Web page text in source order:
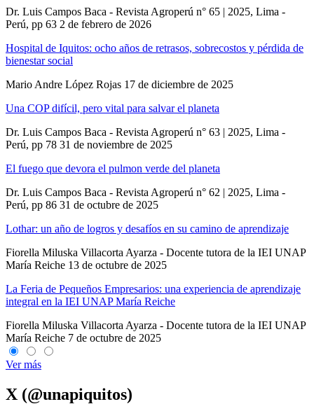
Dr. Luis Campos Baca - Revista Agroperú n° 65 | 2025, Lima -
Perú, pp 63 2 de febrero de 2026
Hospital de Iquitos: ocho años de retrasos, sobrecostos y pérdida de
bienestar social
Mario Andre López Rojas 17 de diciembre de 2025
Una COP difícil, pero vital para salvar el planeta
Dr. Luis Campos Baca - Revista Agroperú n° 63 | 2025, Lima -
Perú, pp 78 31 de noviembre de 2025
El fuego que devora el pulmon verde del planeta
Dr. Luis Campos Baca - Revista Agroperú n° 62 | 2025, Lima -
Perú, pp 86 31 de octubre de 2025
Lothar: un año de logros y desafíos en su camino de aprendizaje
Fiorella Miluska Villacorta Ayarza - Docente tutora de la IEI UNAP
María Reiche 13 de octubre de 2025
La Feria de Pequeños Empresarios: una experiencia de aprendizaje
integral en la IEI UNAP María Reiche
Fiorella Miluska Villacorta Ayarza - Docente tutora de la IEI UNAP
María Reiche 7 de octubre de 2025
Ver más
X (@unapiquitos)